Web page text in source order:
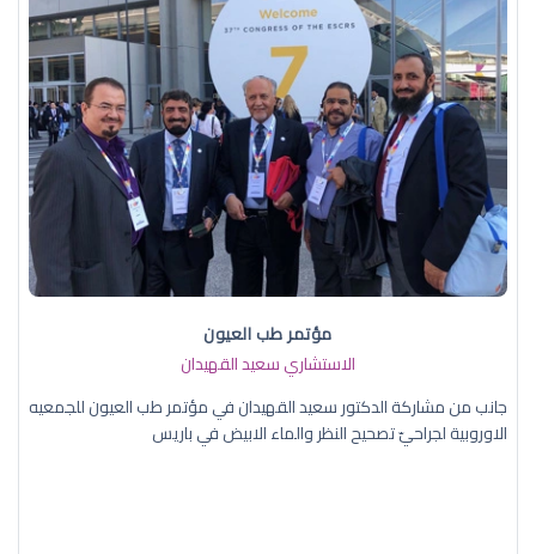
مؤتمر طب العيون
الاستشاري سعيد القهيدان
جانب من مشاركة الدكتور سعيد القهيدان في مؤتمر طب العيون للجمعيه
الاوروبية لجراحيّ تصحيح النظر والماء الابيض في باريس